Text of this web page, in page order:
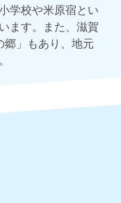
学校や米原宿とい
ます。また、滋賀
」もあり、地元